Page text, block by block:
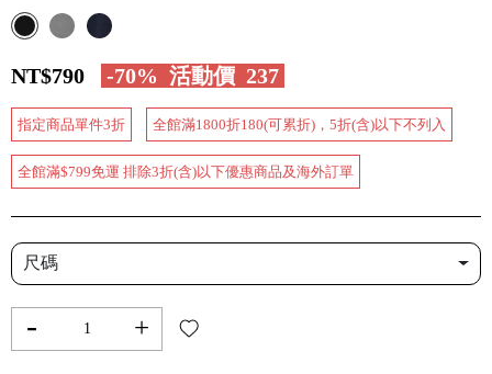
NT$790 -70% 活動價 237
指定商品單件3折 全館滿1800折180(可累折)，5折(含)以下不列入
全館滿$799免運 排除3折(含)以下優惠商品及海外訂單
尺碼
- +